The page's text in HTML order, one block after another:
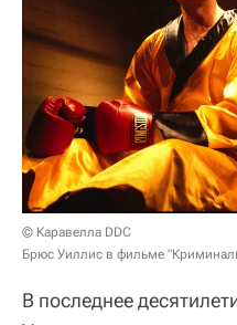
© Каравелла DDC
Брюс Уиллис в фильме
В последнее